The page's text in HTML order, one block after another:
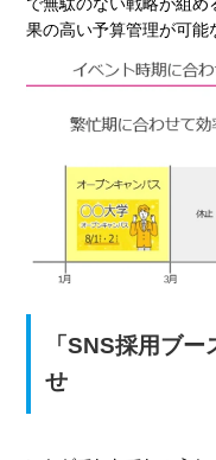
で無駄のない戦略が組
果の高い予算管理が可能
「SNS採用ブ
せ